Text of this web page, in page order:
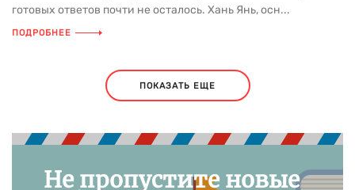
готовых ответов почти не осталось. Хань Янь, осн...
ПОДРОБНЕЕ
ПОКАЗАТЬ ЕЩЕ
Не пропустите новые